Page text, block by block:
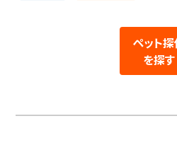
ペット
を探す